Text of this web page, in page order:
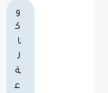
و
ك
ا
ل
ة
ع